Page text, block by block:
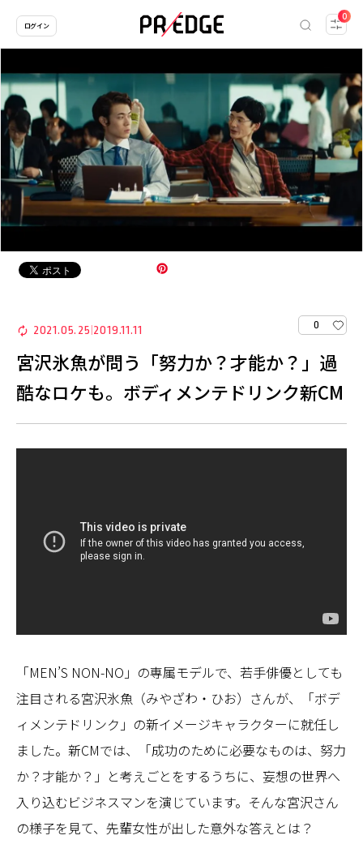
0
ログイン
2021.05.25 2019.11.11 0
宮沢氷魚が問う「努力か？才能か？」過
酷なロケも。ボディメンテドリンク新CM
「MEN’S NON-NO」の専属モデルで、若手俳優としても
注目される宮沢氷魚（みやざわ・ひお）さんが、「ボデ
ィメンテドリンク」の新イメージキャラクターに就任し
ました。新CMでは、「成功のために必要なものは、努力
か？才能か？」と考えごとをするうちに、妄想の世界へ
入り込むビジネスマンを演じています。そんな宮沢さん
の様子を見て、先輩女性が出した意外な答えとは？